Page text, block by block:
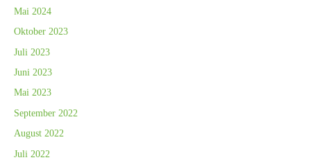
Mai 2024
Oktober 2023
Juli 2023
Juni 2023
Mai 2023
September 2022
August 2022
Juli 2022